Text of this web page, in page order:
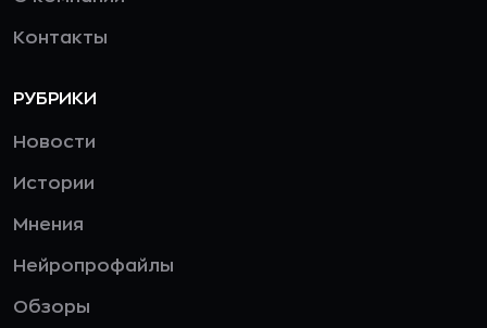
Контакты
РУБРИКИ
Новости
Истории
Мнения
Нейропрофайлы
Обзоры